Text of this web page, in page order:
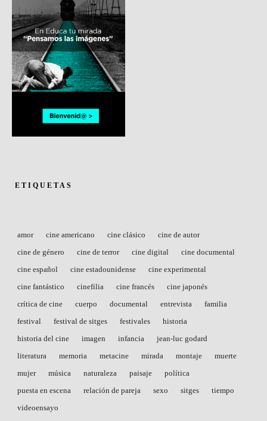
ETIQUETAS
amor cine americano cine clásico
cine de autor
cine de género
cine de terror cine digital
cine documental
cine español
cine estadounidense
cine experimental
cine fantástico
cinefilia cine francés
cine japonés
crítica de cine
cuerpo documental entrevista
familia
festival
festival de sitges festivales
historia
historia del cine
imagen infancia
jean-luc godard
literatura
memoria metacine mirada montaje
muerte
mujer
música naturaleza paisaje
política
puesta en escena
relación de pareja sexo sitges
tiempo
videoensayo